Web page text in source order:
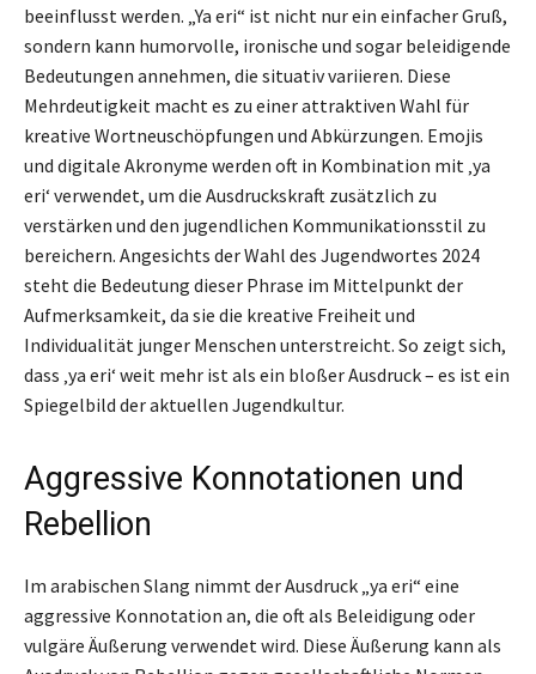
beeinflusst werden. „Ya eri“ ist nicht nur ein einfacher Gruß,
sondern kann humorvolle, ironische und sogar beleidigende
Bedeutungen annehmen, die situativ variieren. Diese
Mehrdeutigkeit macht es zu einer attraktiven Wahl für
kreative Wortneuschöpfungen und Abkürzungen. Emojis
und digitale Akronyme werden oft in Kombination mit ‚ya
eri‘ verwendet, um die Ausdruckskraft zusätzlich zu
verstärken und den jugendlichen Kommunikationsstil zu
bereichern. Angesichts der Wahl des Jugendwortes 2024
steht die Bedeutung dieser Phrase im Mittelpunkt der
Aufmerksamkeit, da sie die kreative Freiheit und
Individualität junger Menschen unterstreicht. So zeigt sich,
dass ‚ya eri‘ weit mehr ist als ein bloßer Ausdruck – es ist ein
Spiegelbild der aktuellen Jugendkultur.
Aggressive Konnotationen und
Rebellion
Im arabischen Slang nimmt der Ausdruck „ya eri“ eine
aggressive Konnotation an, die oft als Beleidigung oder
vulgäre Äußerung verwendet wird. Diese Äußerung kann als